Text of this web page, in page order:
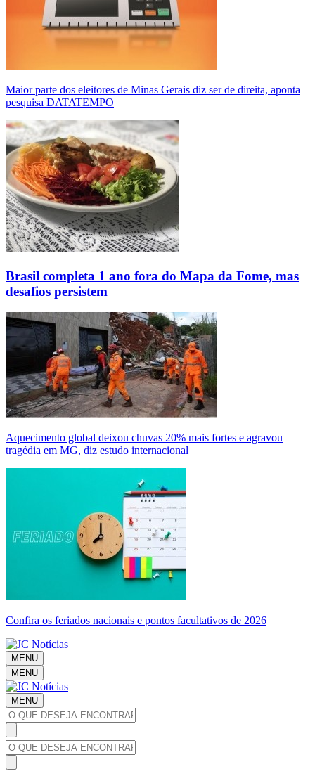
Maior parte dos eleitores de Minas Gerais diz ser de direita, aponta
pesquisa DATATEMPO
Brasil completa 1 ano fora do Mapa da Fome, mas
desafios persistem
Aquecimento global deixou chuvas 20% mais fortes e agravou
tragédia em MG, diz estudo internacional
Confira os feriados nacionais e pontos facultativos de 2026
MENU
MENU
MENU